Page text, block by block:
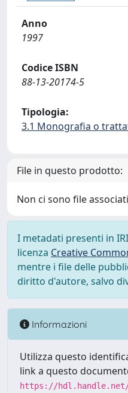
Anno
1997
Codice ISBN
88-13-20174-5
Tipologia:
3.1 Monografia o
File in questo prodotto:
Non ci sono file
I metadati presenti in
licenza Creative
mentre i file delle
diritto d'autore, salvo
Informazioni
Utilizza questo
link a questo
https://hdl.handle.net/